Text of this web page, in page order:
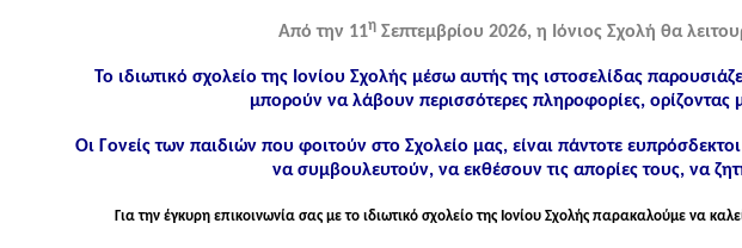
Από την 11ηΣεπτεμβρίου 2026, η Ιόνιος Σχολή θα
Το ιδιωτικό σχολείο της Ιονίου Σχολής μέσω αυτής της ιστοσελίδας
μπορούν να λάβουν περισσότερες πληροφορίες,
Οι Γονείς των παιδιών που φοιτούν στο Σχολείο μας, είναι πάντοτε
να συμβουλευτούν, να εκθέσουν τις απορίες τους, να
Για την έγκυρη επικοινωνία σας με το ιδιωτικό σχολείο της Ιονίου Σχολής παρακαλούμε να